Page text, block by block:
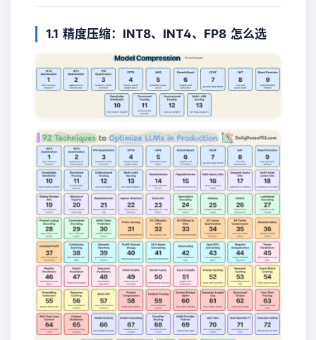
1.1 精度压缩：INT8、INT4、FP8 怎么选